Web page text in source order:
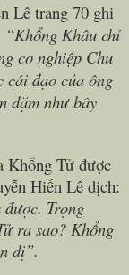
trang 70 ghi
“Khổng Khâu chỉ
cơ nghiệp Chu
cái đạo của ông
dặm như bây
Khổng Tử được
Hiến Lê dịch:
Trọng
ra sao? Khổng
dị”.